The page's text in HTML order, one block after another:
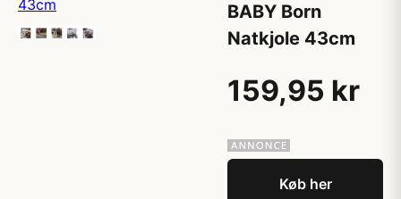
BABY Born
Natkjole 43cm
159,95 kr
Køb her